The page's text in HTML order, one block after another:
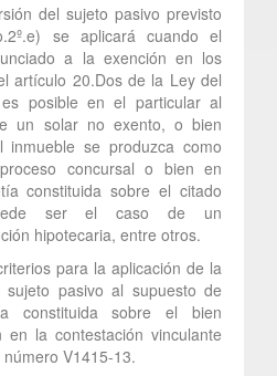
del sujeto pasivo previsto
se aplicará cuando el
a la exención en los
artículo 20.Dos de la Ley del
posible en el particular al
un solar no exento, o bien
se produzca como
concursal o bien en
constituida sobre el citado
ser el caso de un
hipotecaria, entre otros.
para la aplicación de la
pasivo al supuesto de
constituida sobre el bien
en la contestación vinculante
V1415-13.